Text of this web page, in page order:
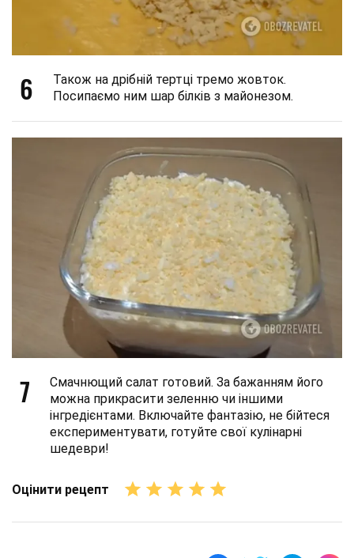
6
Також на дрібній тертці тремо жовток.
Посипаємо ним шар білків з майонезом.
7
Смачнющий салат готовий. За бажанням його
можна прикрасити зеленню чи іншими
інгредієнтами. Включайте фантазію, не бійтеся
експериментувати, готуйте свої кулінарні
шедеври!
Оцінити рецепт